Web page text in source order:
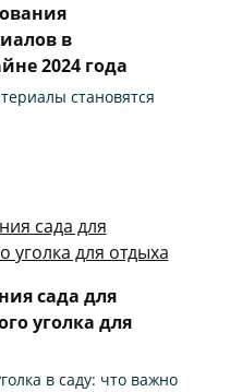
в
2024 года
становятся
сада для
уголка для
в саду: что важно